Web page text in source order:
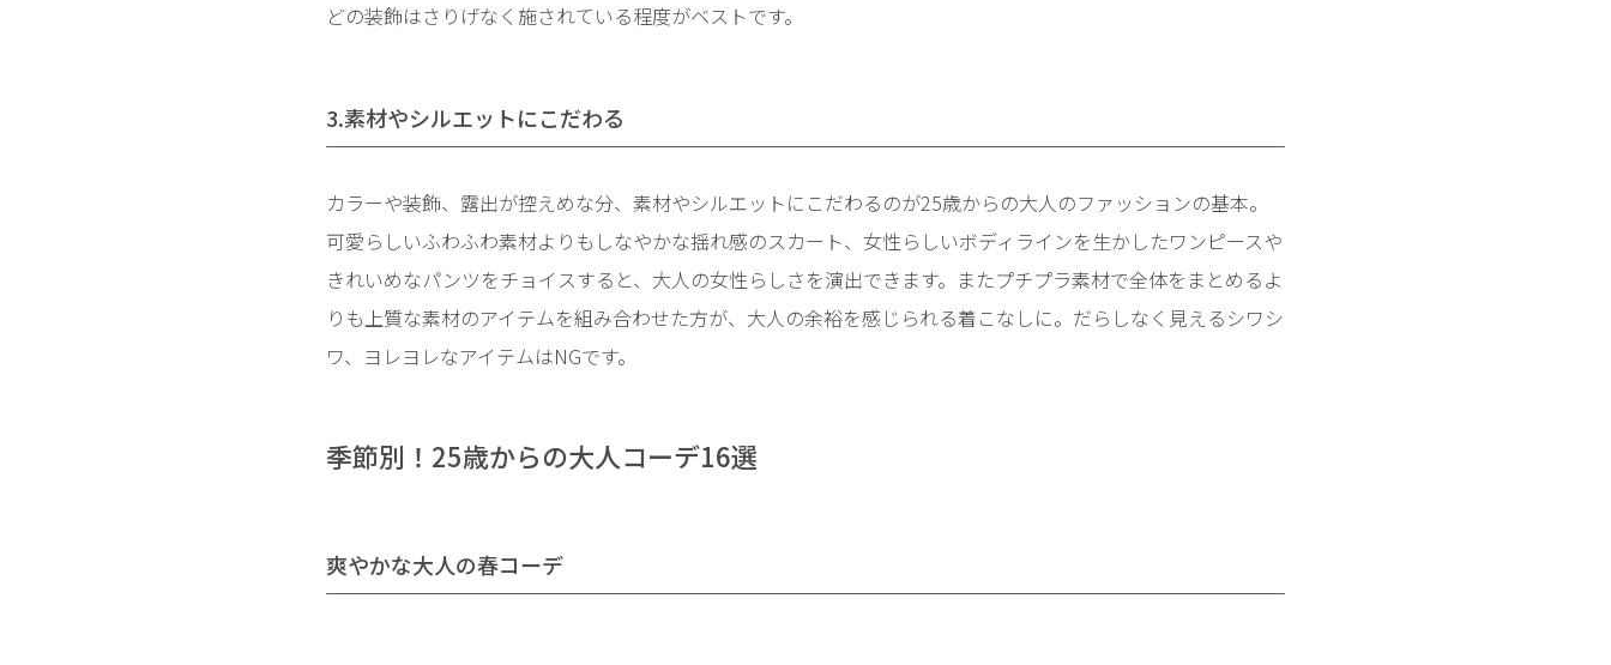
どの装飾はさりげなく施されている程度がベストです。
3.素材やシルエットにこだわる
カラーや装飾、露出が控えめな分、素材やシルエットにこだわるのが25歳からの大人のファッションの基本。
可愛らしいふわふわ素材よりもしなやかな揺れ感のスカート、女性らしいボディラインを生かしたワンピースや
きれいめなパンツをチョイスすると、大人の女性らしさを演出できます。またプチプラ素材で全体をまとめるよ
りも上質な素材のアイテムを組み合わせた方が、大人の余裕を感じられる着こなしに。だらしなく見えるシワシ
ワ、ヨレヨレなアイテムはNGです。
季節別！25歳からの大人コーデ16選
爽やかな大人の春コーデ